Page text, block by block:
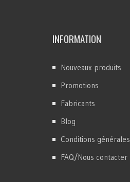
INFORMATION
Nouveaux produits
Promotions
Fabricants
Blog
Conditions générales
FAQ/Nous contacter